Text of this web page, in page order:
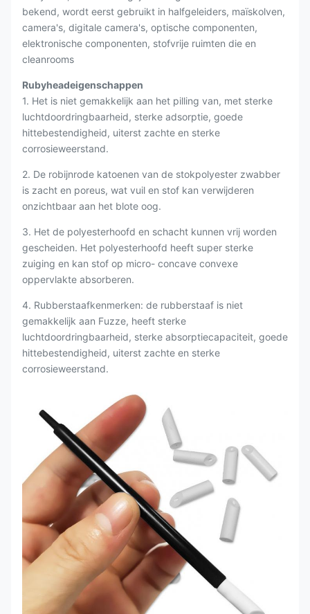
bekend, wordt eerst gebruikt in halfgeleiders, maïskolven,
camera's, digitale camera's, optische componenten,
elektronische componenten, stofvrije ruimten die en
cleanrooms
Rubyheadeigenschappen
1. Het is niet gemakkelijk aan het pilling van, met sterke
luchtdoordringbaarheid, sterke adsorptie, goede
hittebestendigheid, uiterst zachte en sterke
corrosieweerstand.
2. De robijnrode katoenen van de stokpolyester zwabber
is zacht en poreus, wat vuil en stof kan verwijderen
onzichtbaar aan het blote oog.
3. Het de polyesterhoofd en schacht kunnen vrij worden
gescheiden. Het polyesterhoofd heeft super sterke
zuiging en kan stof op micro- concave convexe
oppervlakte absorberen.
4. Rubberstaafkenmerken: de rubberstaaf is niet
gemakkelijk aan Fuzze, heeft sterke
luchtdoordringbaarheid, sterke absorptiecapaciteit, goede
hittebestendigheid, uiterst zachte en sterke
corrosieweerstand.